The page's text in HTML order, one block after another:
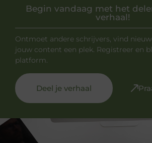
Begin vandaag met het
verhaal!
Ontmoet andere schrijvers, vind
jouw content een plek. Registreer en
platform.
Deel je verhaal